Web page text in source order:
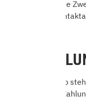
erfüllt ist oder Sie
telefonische
7.
In unserem Shop
nachfolgenden